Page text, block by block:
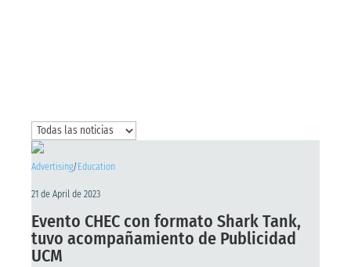
Advertising/ Education
21 de April de 2023
Evento CHEC con formato Shark Tank,
tuvo acompañamiento de Publicidad
UCM